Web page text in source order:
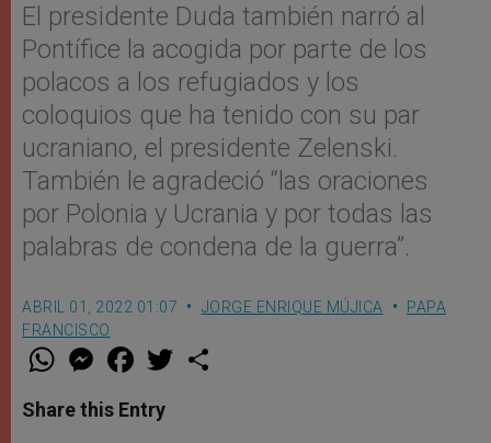
El presidente Duda también narró al
Pontífice la acogida por parte de los
polacos a los refugiados y los
coloquios que ha tenido con su par
ucraniano, el presidente Zelenski.
También le agradeció “las oraciones
por Polonia y Ucrania y por todas las
palabras de condena de la guerra”.
ABRIL 01, 2022 01:07 JORGE ENRIQUE MÚJICA
PAPA
FRANCISCO
W
t
s
M
e
s
e
F
a
e
b
w
Share this Entry